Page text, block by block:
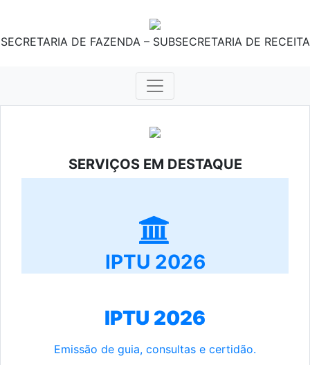
SECRETARIA DE FAZENDA – SUBSECRETARIA DE RECEITA
SERVIÇOS EM DESTAQUE
IPTU 2026
IPTU 2026
Emissão de guia, consultas e certidão.